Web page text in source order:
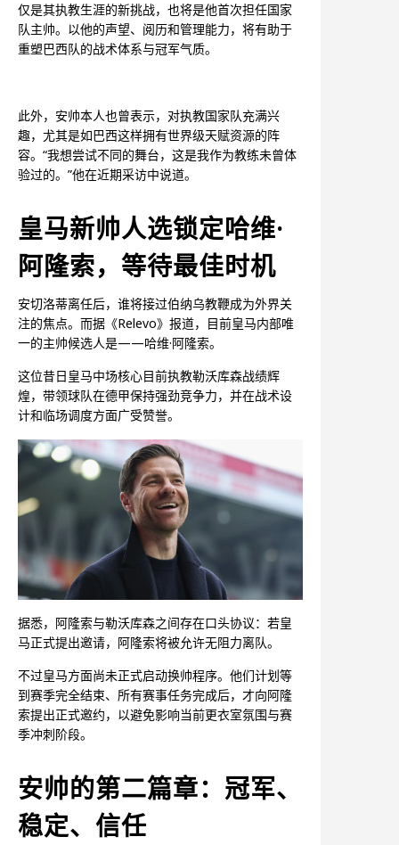
仅是其执教生涯的新挑战，也将是他首次担任国家
队主帅。以他的声望、阅历和管理能力，将有助于
重塑巴西队的战术体系与冠军气质。
此外，安帅本人也曾表示，对执教国家队充满兴
趣，尤其是如巴西这样拥有世界级天赋资源的阵
容。“我想尝试不同的舞台，这是我作为教练未曾体
验过的。”他在近期采访中说道。
皇马新帅人选锁定哈维·
阿隆索，等待最佳时机
安切洛蒂离任后，谁将接过伯纳乌教鞭成为外界关
注的焦点。而据《Relevo》报道，目前皇马内部唯
一的主帅候选人是——哈维·阿隆索。
这位昔日皇马中场核心目前执教勒沃库森战绩辉
煌，带领球队在德甲保持强劲竞争力，并在战术设
计和临场调度方面广受赞誉。
据悉，阿隆索与勒沃库森之间存在口头协议：若皇
马正式提出邀请，阿隆索将被允许无阻力离队。
不过皇马方面尚未正式启动换帅程序。他们计划等
到赛季完全结束、所有赛事任务完成后，才向阿隆
索提出正式邀约，以避免影响当前更衣室氛围与赛
季冲刺阶段。
安帅的第二篇章：冠军、
稳定、信任